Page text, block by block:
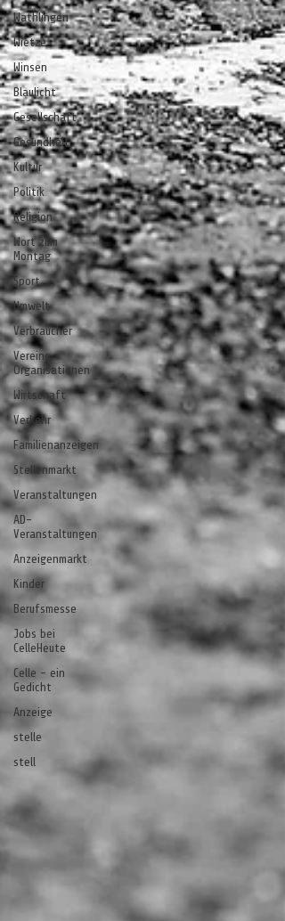
Wathlingen
Wietze
Winsen
Blaulicht
Gesellschaft
Gesundheit
Kultur
Politik
Religion
Wort zum
Montag
Sport
Umwelt
Verbraucher
Vereine +
Organisationen
Wirtschaft
Verkehr
Familienanzeigen
Stellenmarkt
Veranstaltungen
AD-
Veranstaltungen
Anzeigenmarkt
Kinder
Berufsmesse
Jobs bei
CelleHeute
Celle - ein
Gedicht
Anzeige
stelle
stell